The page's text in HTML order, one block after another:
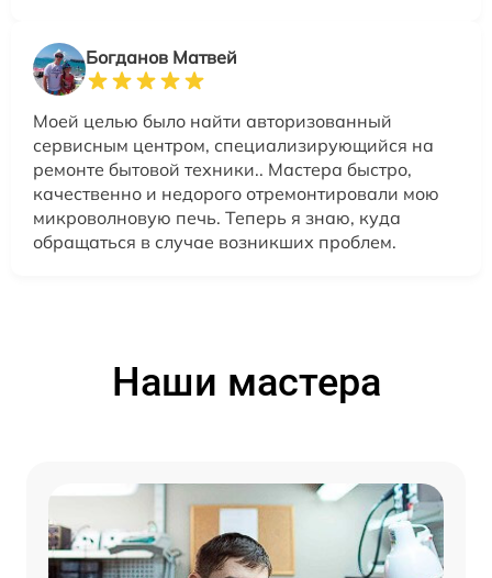
Богданов Матвей
Моей целью было найти авторизованный
сервисным центром, специализирующийся на
ремонте бытовой техники.. Мастера быстро,
качественно и недорого отремонтировали мою
микроволновую печь. Теперь я знаю, куда
обращаться в случае возникших проблем.
Наши мастера